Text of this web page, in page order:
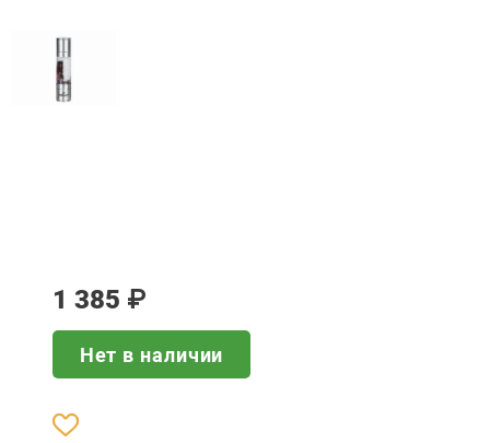
1 385 ₽
Нет в наличии